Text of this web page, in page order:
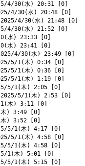
4/30(水) 20:31 [0]
4/30(水) 20:48 [0]
4/30(水) 21:48 [0]
4/30(水) 21:52 [0]
水) 23:33 [0]
水) 23:41 [0]
4/30(水) 23:49 [0]
5/1(木) 0:34 [0]
5/1(木) 0:36 [0]
5/1(木) 1:19 [0]
5/1(木) 2:05 [0]
5/1(木) 2:53 [0]
木) 3:11 [0]
) 3:49 [0]
) 3:52 [0]
5/1(木) 4:17 [0]
5/1(木) 4:58 [0]
5/1(木) 4:58 [0]
1(木) 5:01 [0]
5/1(木) 5:15 [0]